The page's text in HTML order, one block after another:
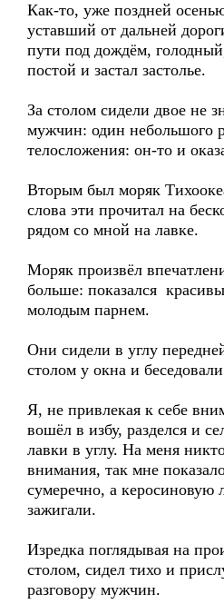
Как-то, уже поздней
уставший от дальней
пути под дождём,
постой и застал застолье.
За столом сидели двое не
мужчин: один небольшого
телосложения: он-то и
Вторым был моряк
слова эти прочитал на
рядом со мной на лавке.
Моряк произвёл
больше: показался
молодым парнем.
Они сидели в углу
столом у окна и
Я, не привлекая к себе
вошёл в избу, разделся и
лавки в углу. На меня
внимания, так мне
сумеречно, а керосиновую
зажигали.
Изредка поглядывая на
столом, сидел тихо и
разговору мужчин.